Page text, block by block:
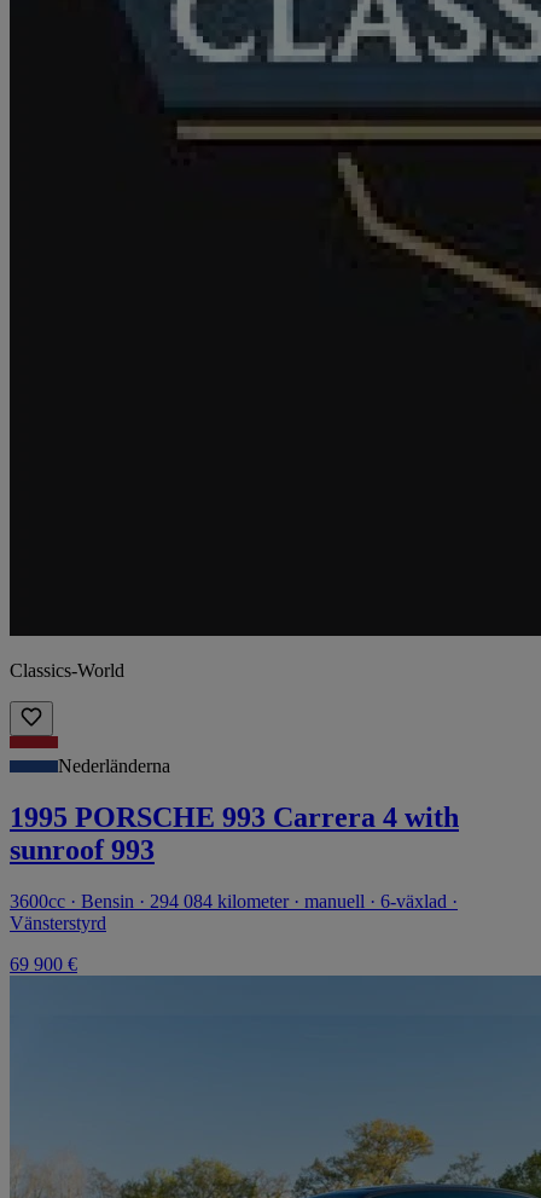
Classics-World
Nederländerna
1995 PORSCHE 993 Carrera 4 with
sunroof 993
3600cc · Bensin · 294 084 kilometer · manuell · 6-växlad ·
Vänsterstyrd
69 900 €